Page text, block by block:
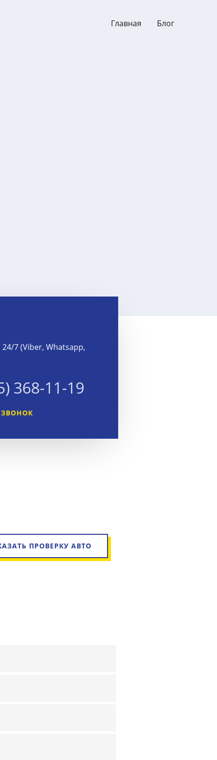
Главная Блог
7 (Viber, Whatsapp,
368-11-19
ПРОВЕРКУ АВТО